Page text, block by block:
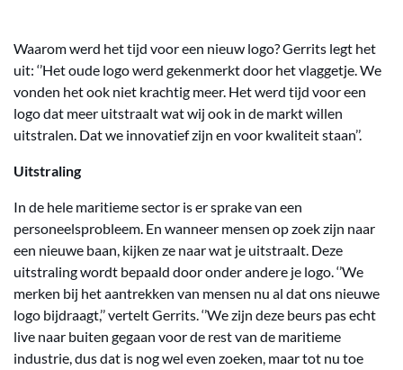
Waarom werd het tijd voor een nieuw logo? Gerrits legt het
uit: ‘’Het oude logo werd gekenmerkt door het vlaggetje. We
vonden het ook niet krachtig meer. Het werd tijd voor een
logo dat meer uitstraalt wat wij ook in de markt willen
uitstralen. Dat we innovatief zijn en voor kwaliteit staan’’.
Uitstraling
In de hele maritieme sector is er sprake van een
personeelsprobleem. En wanneer mensen op zoek zijn naar
een nieuwe baan, kijken ze naar wat je uitstraalt. Deze
uitstraling wordt bepaald door onder andere je logo. ‘’We
merken bij het aantrekken van mensen nu al dat ons nieuwe
logo bijdraagt,’’ vertelt Gerrits. ‘’We zijn deze beurs pas echt
live naar buiten gegaan voor de rest van de maritieme
industrie, dus dat is nog wel even zoeken, maar tot nu toe